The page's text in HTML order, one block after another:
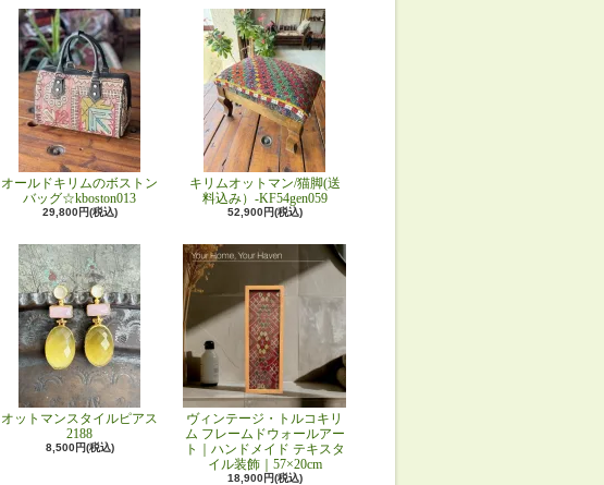
オールドキリムのボストン
バッグ☆kboston013
29,800円(税込)
キリムオットマン/猫脚(送
料込み）-KF54gen059
52,900円(税込)
オットマンスタイルピアス
2188
8,500円(税込)
ヴィンテージ・トルコキリ
ム フレームドウォールアー
ト｜ハンドメイド テキスタ
イル装飾｜57×20cm
18,900円(税込)